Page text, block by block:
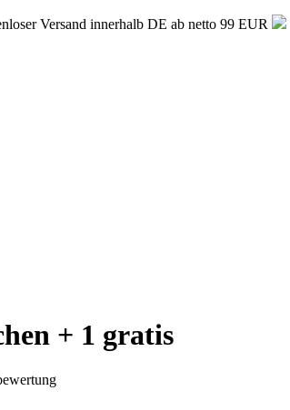
Versand innerhalb DE ab netto 99 EUR
+ 1 gratis